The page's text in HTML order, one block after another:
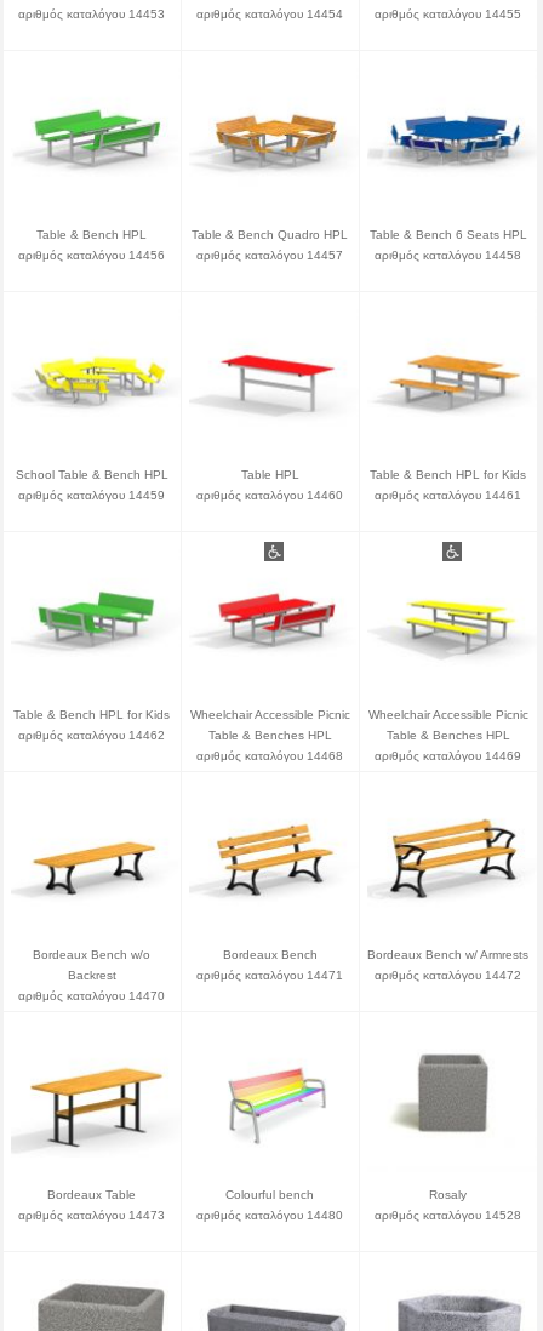
αριθμός καταλόγου 14453
αριθμός καταλόγου 14454
αριθμός καταλόγου 14455
Table & Bench HPL
αριθμός καταλόγου 14456
Table & Bench Quadro HPL
αριθμός καταλόγου 14457
Table & Bench 6 Seats HPL
αριθμός καταλόγου 14458
School Table & Bench HPL
αριθμός καταλόγου 14459
Table HPL
αριθμός καταλόγου 14460
Table & Bench HPL for Kids
αριθμός καταλόγου 14461
Table & Bench HPL for Kids
αριθμός καταλόγου 14462
Wheelchair Accessible Picnic
Table & Benches HPL
αριθμός καταλόγου 14468
Wheelchair Accessible Picnic
Table & Benches HPL
αριθμός καταλόγου 14469
Bordeaux Bench w/o
Backrest
αριθμός καταλόγου 14470
Bordeaux Bench
αριθμός καταλόγου 14471
Bordeaux Bench w/ Armrests
αριθμός καταλόγου 14472
Bordeaux Table
αριθμός καταλόγου 14473
Colourful bench
αριθμός καταλόγου 14480
Rosaly
αριθμός καταλόγου 14528